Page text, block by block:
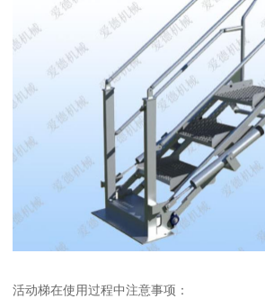
活动梯在使用过程中注意事项：